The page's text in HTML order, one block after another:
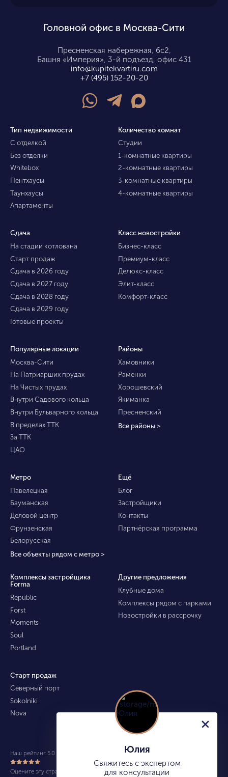
Головной офис в Москва-Сити
Пресненская набережная, 6с2,
Башня «Империя», 3-й подъезд, офис 431
info@kupitekvartiru.com
+7 (495) 152-20-20
Тип недвижимости
С отделкой
Без отделки
Whitebox
Пентхаусы
Таунхаусы
Апартаменты
Количество комнат
Студии
1-комнатные квартиры
2-комнатные квартиры
3-комнатные квартиры
4-комнатные квартиры
Сдача
На стадии котлована
Старт продаж
Сдача в 2026 году
Сдача в 2027 году
Сдача в 2028 году
Сдача в 2029 году
Готовые проекты
Класс новостройки
Бизнес-класс
Премиум-класс
Делюкс-класс
Элит-класс
Комфорт-класс
Популярные локации
Москва-Сити
На Патриарших прудах
На Чистых прудах
Внутри Садового кольца
Внутри Бульварного кольца
В пределах ТТК
За ТТК
ЦАО
Районы
Хамовники
Раменки
Хорошевский
Якиманка
Пресненский
Все районы >
Метро
Павелецкая
Бауманская
Деловой центр
Фрунзенская
Белорусская
Все объекты рядом с метро >
Ещё
Блог
Застройщики
Контакты
Партнёрская программа
Комплексы застройщика
Forma
Republic
Forst
Moments
Soul
Portland
Другие предложения
Клубные дома
Комплексы рядом с парками
Новостройки в рассрочку
Старт продаж
Северный порт
Sokolniki
Nova
Наш рейтинг 5.0 из 5 (490)
Оцените эту страницу
Юлия
Свяжитесь с экспертом
для консультации